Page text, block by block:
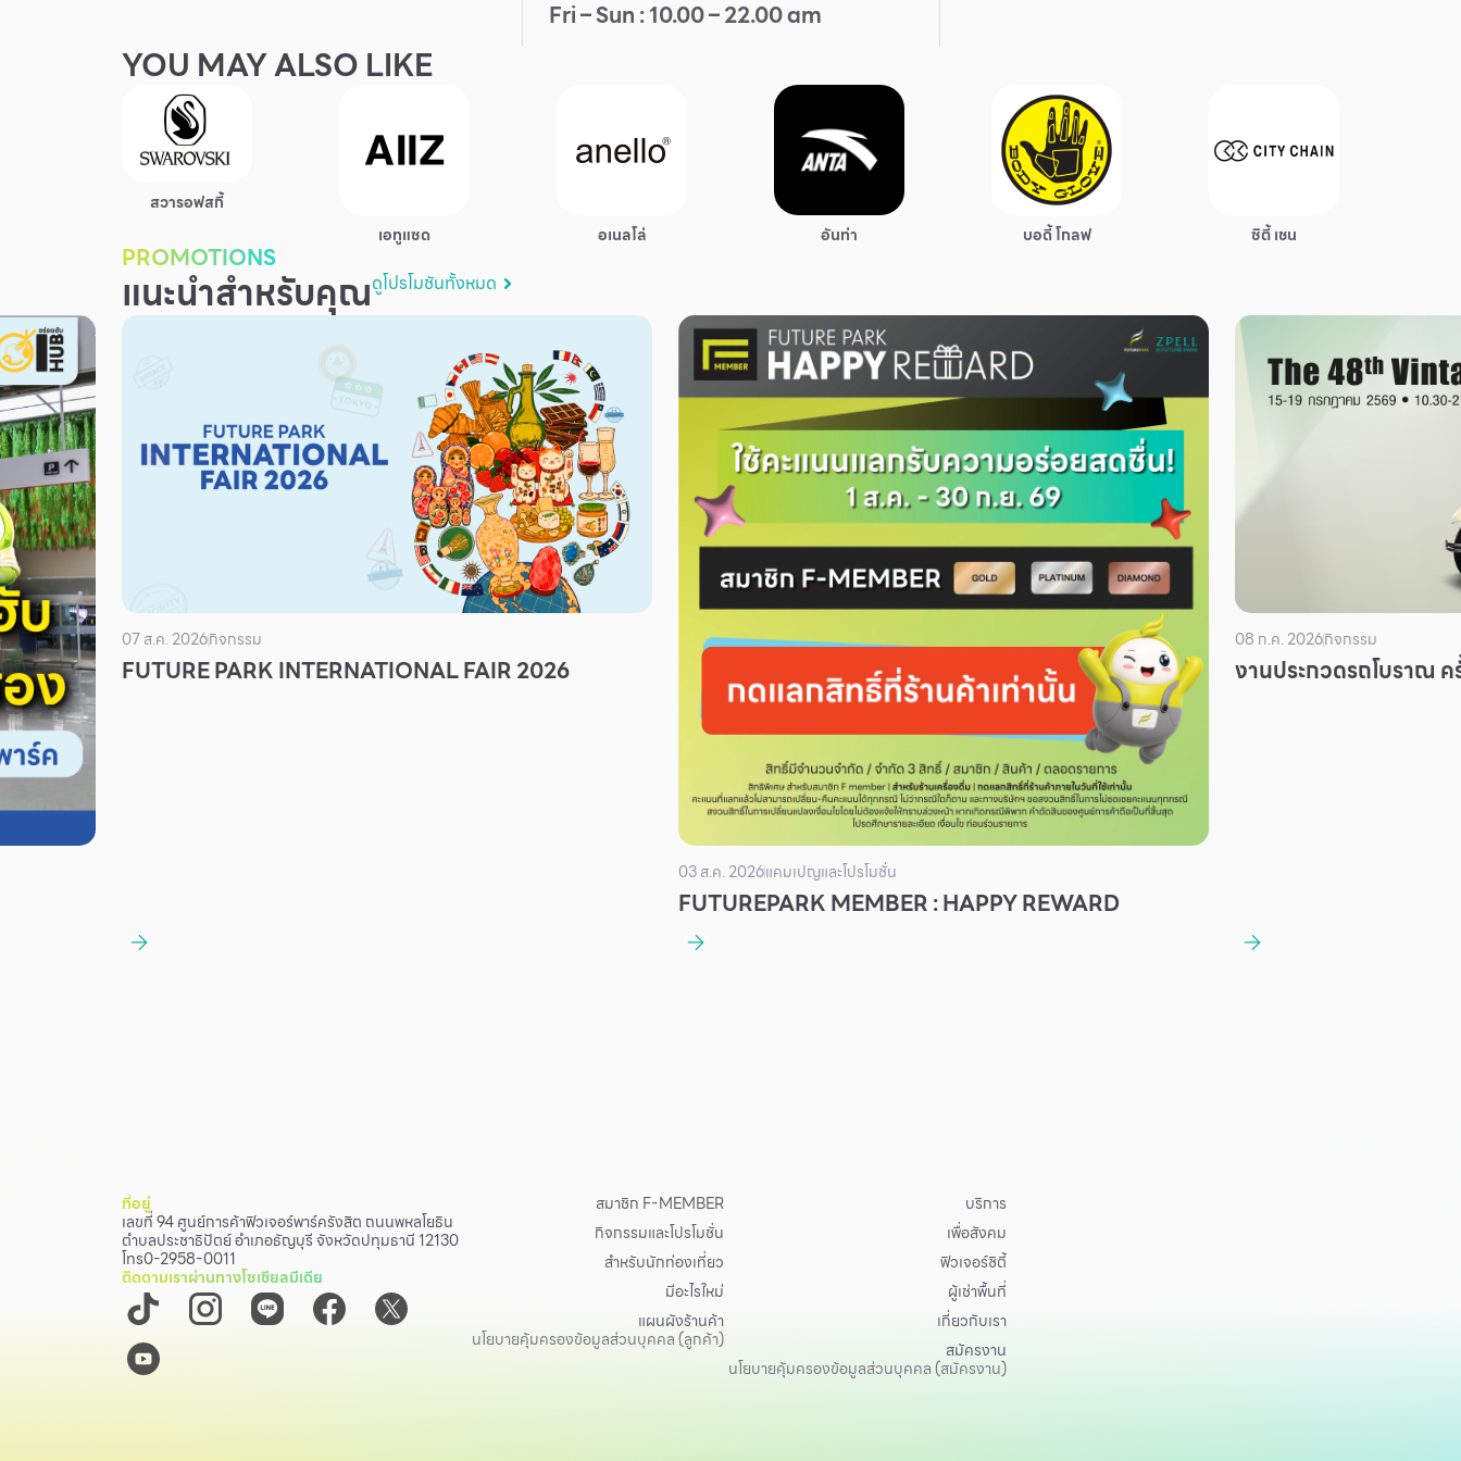
Fri – Sun : 10.00 – 22.00 am
YOU MAY ALSO LIKE
สวารอฟสกี้
เอทูแซด
อเนลโล่ อันท่า บอดี้ โกลฟ ซิตี้ เชน
PROMOTIONS
แนะนำสำหรับคุณดูโปรโมชันทั้งหมด
07 ส.ค. 2026กิจกรรม
FUTURE PARK INTERNATIONAL FAIR 2026
03 ส.ค. 2026แคมเปญและโปรโมชั่น
FUTUREPARK MEMBER : HAPPY REWARD
08 ก.ค. 2026กิจกรรม
งานประกวดรถโบราณ
ที่อยู่
เลขที่ 94 ศูนย์การค้าฟิวเจอร์พาร์ครังสิต ถนนพหลโยธิน
ตำบลประชาธิปัตย์ อำเภอธัญบุรี จังหวัดปทุมธานี 12130
โทร0-2958-0011
ติดตามเราผ่านทางโซเชียลมีเดีย
สมาชิก F-MEMBER
กิจกรรมและโปรโมชั่น
สำหรับนักท่องเที่ยว
มีอะไรใหม่
แผนผังร้านค้า
นโยบายคุ้มครองข้อมูลส่วนบุคคล (ลูกค้า)
บริการ
เพื่อสังคม
ฟิวเจอร์ซิตี้
ผู้เช่าพื้นที่
เกี่ยวกับเรา
สมัครงาน
นโยบายคุ้มครองข้อมูลส่วนบุคคล (สมัครงาน)